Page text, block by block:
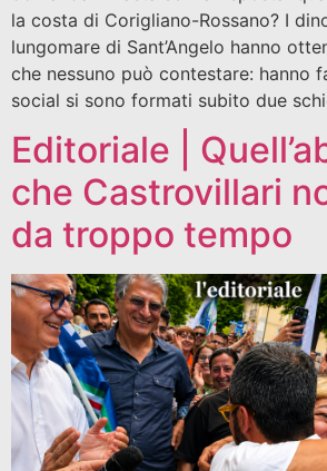
la costa di Corigliano-Rossano? I
lungomare di Sant’Angelo hanno
che nessuno può contestare: hanno
social si sono formati subito due
Editoriale |
che Castrovillari
da troppo tempo